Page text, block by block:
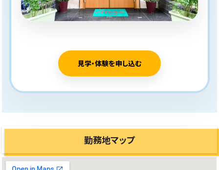
見学・体験を申し込む
勤務地マップ